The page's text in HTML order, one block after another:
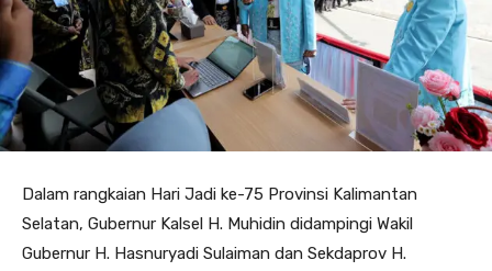
Dalam rangkaian Hari Jadi ke-75 Provinsi Kalimantan
Selatan, Gubernur Kalsel H. Muhidin didampingi Wakil
Gubernur H. Hasnuryadi Sulaiman dan Sekdaprov H.